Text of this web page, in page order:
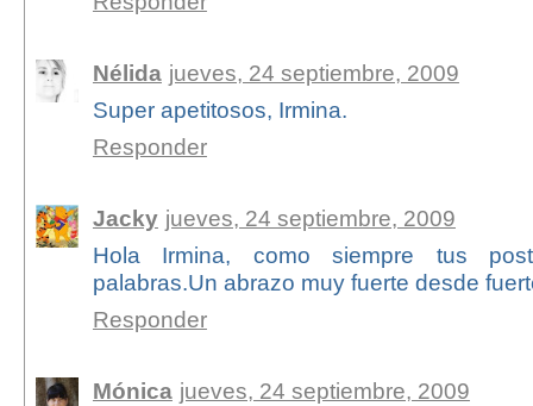
Nélida jueves, 24 septiembre, 2009
Super apetitosos, Irmina.
Responder
Jacky jueves, 24 septiembre, 2009
Hola Irmina, como siempre tus
palabras.Un abrazo muy fuerte desde
Responder
Mónica jueves, 24 septiembre, 2009